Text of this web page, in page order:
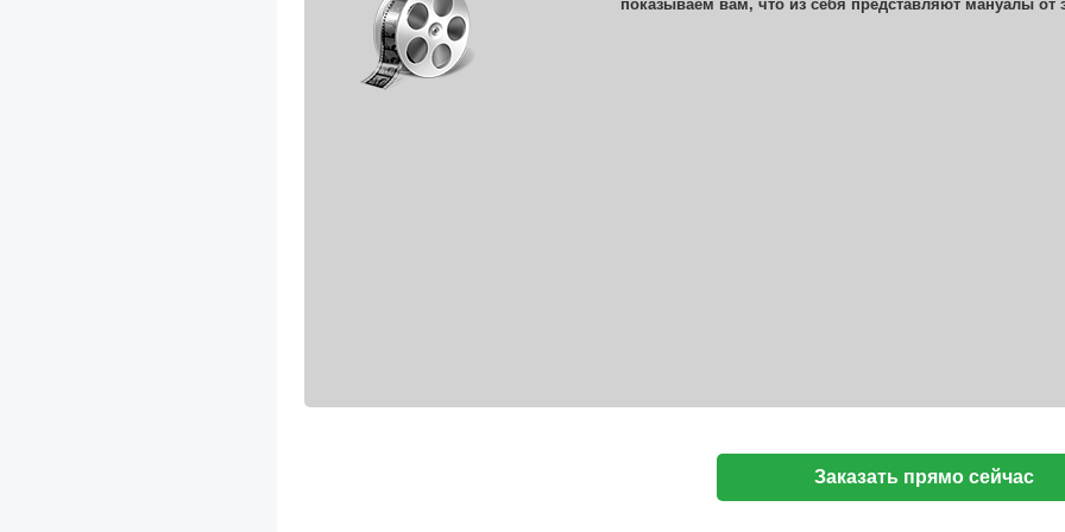
показываем вам, что из себя представляют мануалы от
Заказать прямо сейчас